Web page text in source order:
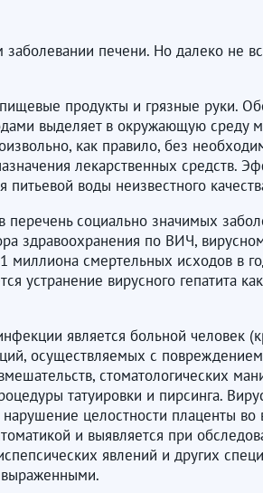
печени. Но далеко не
продукты и грязные руки.
выделяет в окружающую среду
как правило, без
лекарственных средств.
воды неизвестного
социально значимых
здравоохранения по ВИЧ,
смертельных исходов в
устранение вирусного гепатита
является больной человек
осуществляемых с
стоматологических
татуировки и пирсинга.
целостности плаценты
и выявляется при
явлений и других
выраженными.